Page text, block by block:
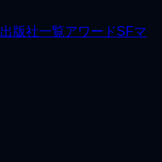
出版社一覧アワードSFマ